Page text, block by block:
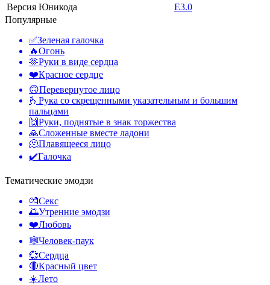
Версия Юникода
E3.0
Популярные
✅Зеленая галочка
🔥Огонь
🫶Руки в виде сердца
❤️Красное сердце
🙃Перевернутое лицо
🫰 Рука со скрещенными указательным и большим
пальцами
🙌Руки, поднятые в знак торжества
🙏Сложенные вместе ладони
🫠Плавящееся лицо
✔️Галочка
Тематические эмодзи
💏Секс
🌅Утренние эмодзи
❤️Любовь
🕸️Человек-паук
💞Сердца
🔴Красный цвет
☀️Лето